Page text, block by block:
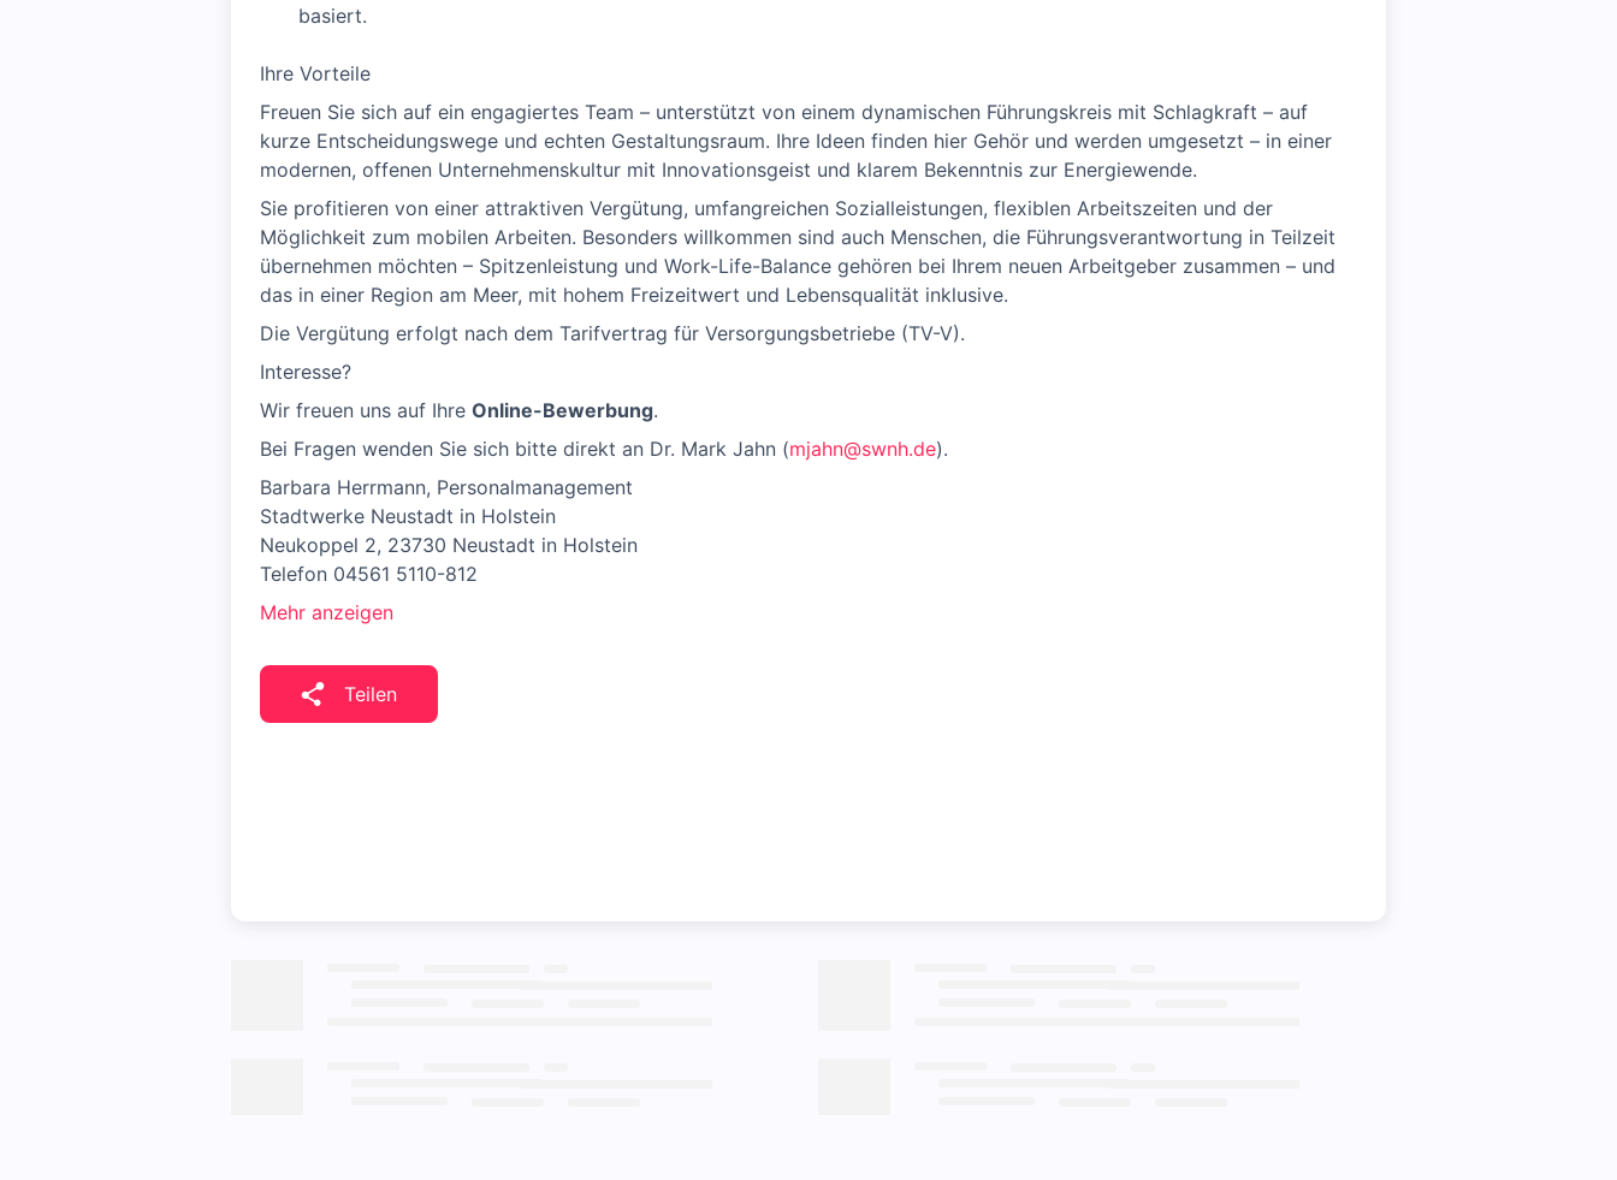
basiert.
Ihre Vorteile
Freuen Sie sich auf ein engagiertes Team – unterstützt von einem dynamischen Führungskreis mit Schlagkraft – auf
kurze Entscheidungswege und echten Gestaltungsraum. Ihre Ideen finden hier Gehör und werden umgesetzt – in einer
modernen, offenen Unternehmenskultur mit Innovationsgeist und klarem Bekenntnis zur Energiewende.
Sie profitieren von einer attraktiven Vergütung, umfangreichen Sozialleistungen, flexiblen Arbeitszeiten und der
Möglichkeit zum mobilen Arbeiten. Besonders willkommen sind auch Menschen, die Führungsverantwortung in Teilzeit
übernehmen möchten – Spitzenleistung und Work-Life-Balance gehören bei Ihrem neuen Arbeitgeber zusammen – und
das in einer Region am Meer, mit hohem Freizeitwert und Lebensqualität inklusive.
Die Vergütung erfolgt nach dem Tarifvertrag für Versorgungsbetriebe (TV-V).
Interesse?
Wir freuen uns auf Ihre Online-Bewerbung.
Bei Fragen wenden Sie sich bitte direkt an Dr. Mark Jahn (mjahn@swnh.de).
Barbara Herrmann, Personalmanagement
Stadtwerke Neustadt in Holstein
Neukoppel 2, 23730 Neustadt in Holstein
Telefon 04561 5110-812
Mehr anzeigen
Teilen